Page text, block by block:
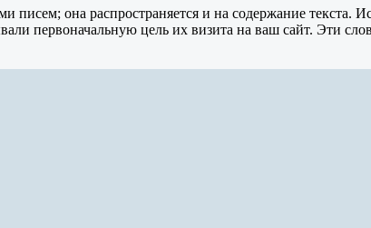
писем; она распространяется и на содержание
первоначальную цель их визита на ваш сайт. Эти